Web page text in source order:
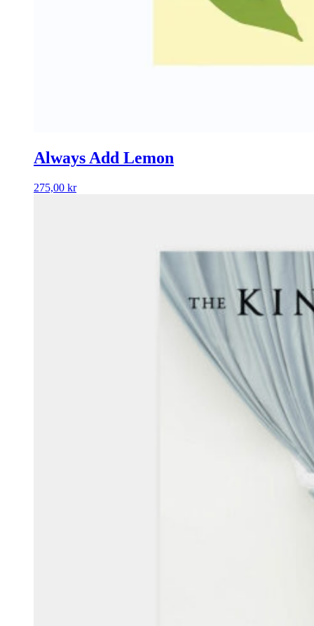
Always Add Lemon
275,00 kr